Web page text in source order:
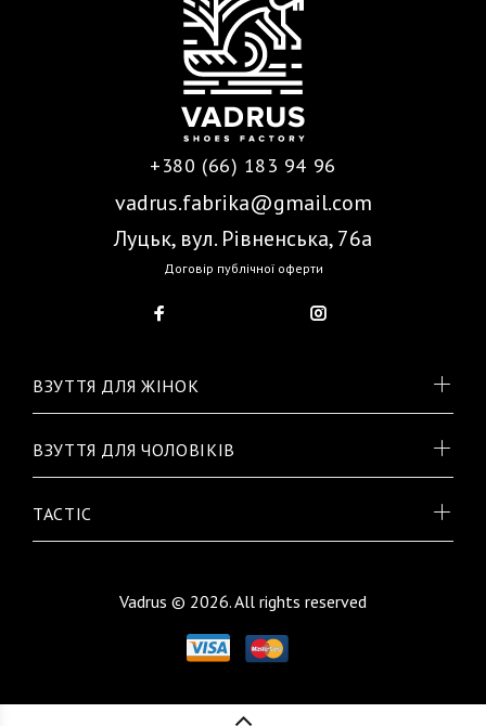
+380 (66) 183 94 96
vadrus.fabrika@gmail.com
Луцьк, вул. Рівненська, 76а
Договір публічної оферти
ВЗУТТЯ ДЛЯ ЖІНОК
ВЗУТТЯ ДЛЯ ЧОЛОВІКІВ
TACTIC
Vadrus © 2026. All rights reserved